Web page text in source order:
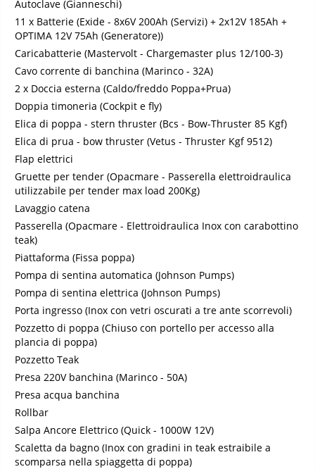
Autoclave (Gianneschi)
11 x Batterie (Exide - 8x6V 200Ah (Servizi) + 2x12V 185Ah +
OPTIMA 12V 75Ah (Generatore))
Caricabatterie (Mastervolt - Chargemaster plus 12/100-3)
Cavo corrente di banchina (Marinco - 32A)
2 x Doccia esterna (Caldo/freddo Poppa+Prua)
Doppia timoneria (Cockpit e fly)
Elica di poppa - stern thruster (Bcs - Bow-Thruster 85 Kgf)
Elica di prua - bow thruster (Vetus - Thruster Kgf 9512)
Flap elettrici
Gruette per tender (Opacmare - Passerella elettroidraulica
utilizzabile per tender max load 200Kg)
Lavaggio catena
Passerella (Opacmare - Elettroidraulica Inox con carabottino
teak)
Piattaforma (Fissa poppa)
Pompa di sentina automatica (Johnson Pumps)
Pompa di sentina elettrica (Johnson Pumps)
Porta ingresso (Inox con vetri oscurati a tre ante scorrevoli)
Pozzetto di poppa (Chiuso con portello per accesso alla
plancia di poppa)
Pozzetto Teak
Presa 220V banchina (Marinco - 50A)
Presa acqua banchina
Rollbar
Salpa Ancore Elettrico (Quick - 1000W 12V)
Scaletta da bagno (Inox con gradini in teak estraibile a
scomparsa nella spiaggetta di poppa)